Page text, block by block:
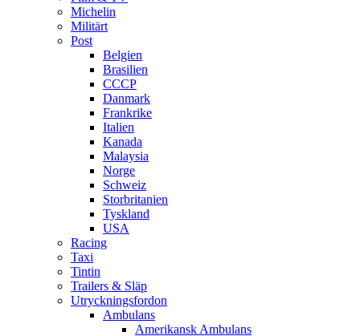
Michelin
Militärt
Post
Belgien
Brasilien
CCCP
Danmark
Frankrike
Italien
Kanada
Malaysia
Norge
Schweiz
Storbritanien
Tyskland
USA
Racing
Taxi
Tintin
Trailers & Släp
Utryckningsfordon
Ambulans
Amerikansk Ambulans